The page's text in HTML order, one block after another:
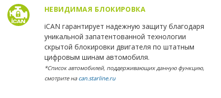
НЕВИДИМАЯ БЛОКИРОВКА
iCAN гарантирует надежную защиту благодаря
уникальной запатентованной технологии
скрытой блокировки двигателя по штатным
цифровым шинам автомобиля.
*Список автомобилей, поддерживающих данную функцию,
смотрите на can.starline.ru